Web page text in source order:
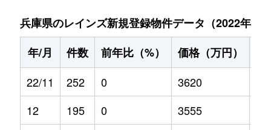
兵庫県のレインズ新規登録物件データ（2022年11
年/月
件数 前年比（%） 価格（万円）
22/11
252 0 3620
12
195 0 3555